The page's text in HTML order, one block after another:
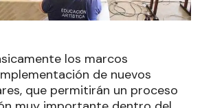
los marcos
de nuevos
que permitirán un proceso